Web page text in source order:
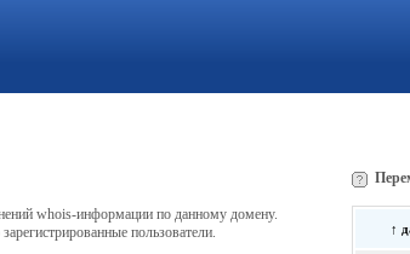
whois-информации по данному домену.
пользователи.
↑